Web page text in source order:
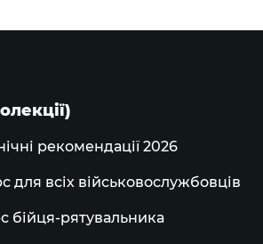
рекомендації 2026
для всіх військовослужбовців
бійця-рятувальника